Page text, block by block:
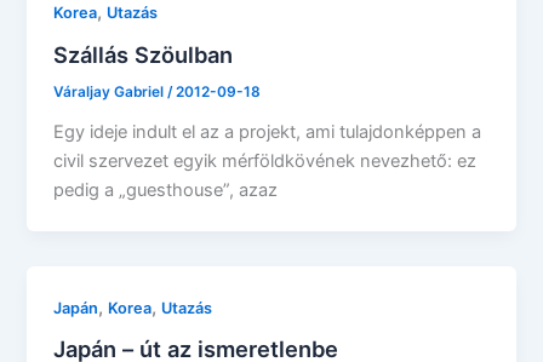
Korea, Utazás
Szállás Szöulban
Váraljay Gabriel/2012-09-18
Egy ideje indult el az a projekt, ami tulajdonképpen a
civil szervezet egyik mérföldkövének nevezhető: ez
pedig a „guesthouse”, azaz
Japán, Korea, Utazás
Japán – út az ismeretlenbe